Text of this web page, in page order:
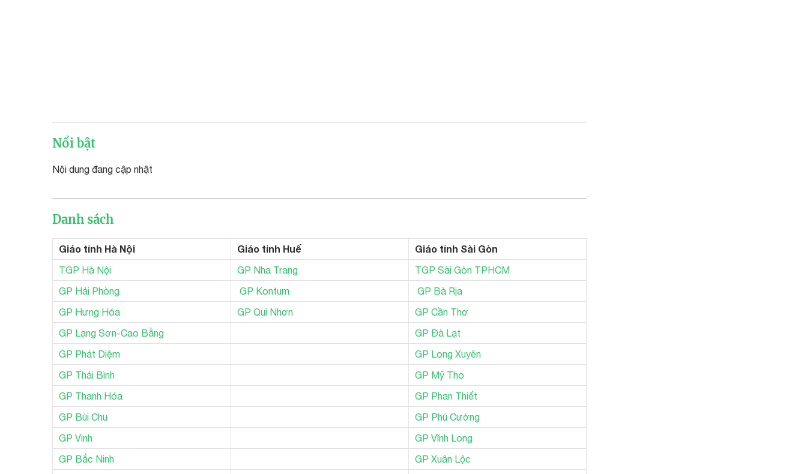
Nổi bật
Nội dung đang cập nhật
Danh sách
Giáo tỉnh Hà Nội Giáo tỉnh Huế Giáo tỉnh Sài Gòn
TGP Hà Nội GP Nha Trang
TGP Sài Gòn TPHCM
GP Hải Phòng
GP Kontum
GP Bà Rịa
GP Hưng Hóa
GP Qui Nhơn
GP Cần Thơ
GP Lạng Sơn-Cao Bằng
GP Đà Lạt
GP Phát Diệm
GP Long Xuyên
GP Thái Bình
GP Mỹ Tho
GP Thanh Hóa
GP Phan Thiết
GP Bùi Chu
GP Phú Cường
GP Vinh
GP Vĩnh Long
GP Bắc Ninh
GP Xuân Lộc